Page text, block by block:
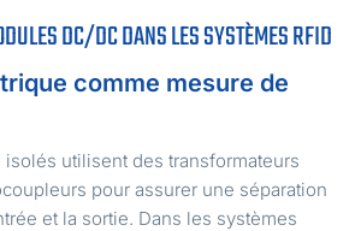
DC/DC DANS LES SYSTÈMES RFID
comme mesure de
utilisent des transformateurs
pour assurer une séparation
et la sortie. Dans les systèmes